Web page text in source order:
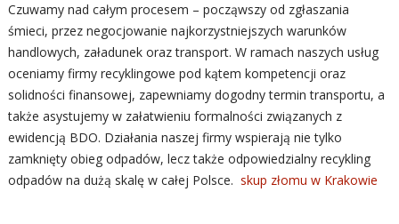
Czuwamy nad całym procesem – począwszy od zgłaszania
śmieci, przez negocjowanie najkorzystniejszych warunków
handlowych, załadunek oraz transport. W ramach naszych usług
oceniamy firmy recyklingowe pod kątem kompetencji oraz
solidności finansowej, zapewniamy dogodny termin transportu, a
także asystujemy w załatwieniu formalności związanych z
ewidencją BDO. Działania naszej firmy wspierają nie tylko
zamknięty obieg odpadów, lecz także odpowiedzialny recykling
odpadów na dużą skalę w całej Polsce. skup złomu w Krakowie